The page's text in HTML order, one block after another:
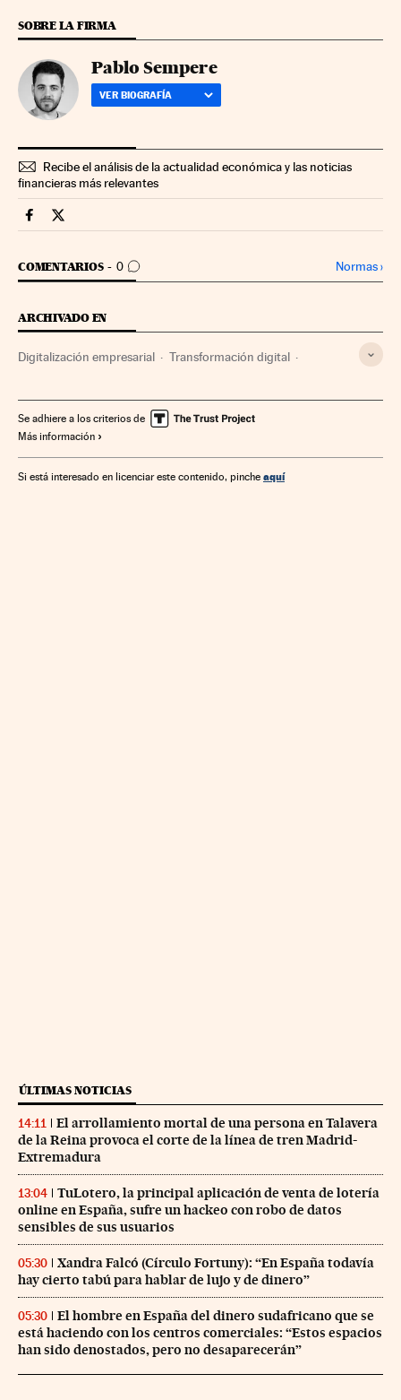
SOBRE LA FIRMA
Pablo Sempere
VER BIOGRAFÍA
Recibe el análisis de la actualidad económica y las noticias
financieras más relevantes
Fortunas Cinco Días en Facebook
Fortunas Cinco Días en Twitter
COMENTARIOS 0
IR A LOS COMENTARIOS Normas›
ARCHIVADO EN
Digitalización empresarial Transformación digital
Ciencia
Se adhiere a los criterios de
Más información
Si está interesado en licenciar este contenido, pinche aquí
ÚLTIMAS NOTICIAS
14:11
El arrollamiento mortal de una persona en Talavera
de la Reina provoca el corte de la línea de tren Madrid-
Extremadura
13:04
TuLotero, la principal aplicación de venta de lotería
online en España, sufre un hackeo con robo de datos
sensibles de sus usuarios
05:30
Xandra Falcó (Círculo Fortuny): “En España todavía
hay cierto tabú para hablar de lujo y de dinero”
05:30
El hombre en España del dinero sudafricano que se
está haciendo con los centros comerciales: “Estos espacios
han sido denostados, pero no desaparecerán”